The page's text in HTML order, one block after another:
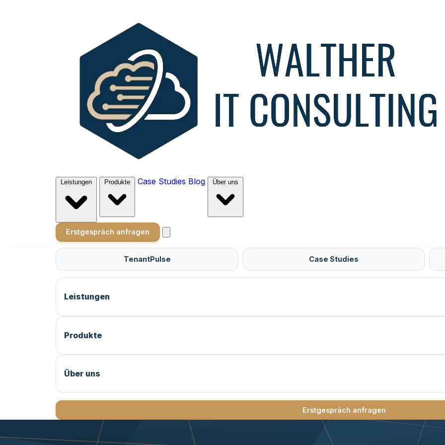
Case Studies Blog
Erstgespräch anfragen
TenantPulse Case Studies
Leistungen
Produkte
Über uns
Erstgespräch anfragen